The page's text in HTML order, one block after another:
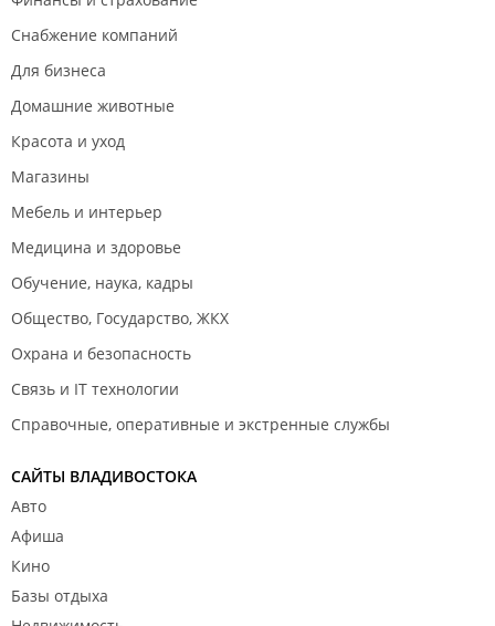
Снабжение компаний
Для бизнеса
Домашние животные
Красота и уход
Магазины
Мебель и интерьер
Медицина и здоровье
Обучение, наука, кадры
Общество, Государство, ЖКХ
Охрана и безопасность
Связь и IT технологии
Справочные, оперативные и экстренные службы
САЙТЫ ВЛАДИВОСТОКА
Авто
Афиша
Кино
Базы отдыха